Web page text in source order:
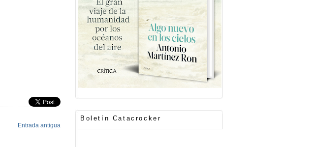
Entrada antigua
Boletín Catacrocker